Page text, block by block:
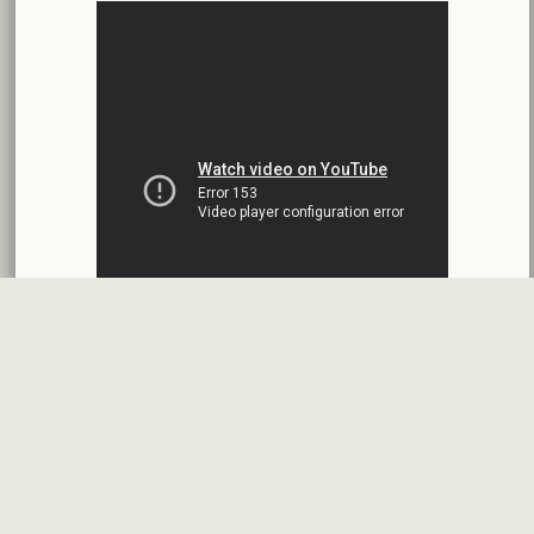
البيانات المالية النهائية عن العام 2025